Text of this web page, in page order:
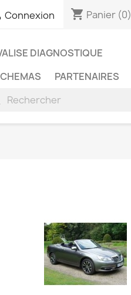
Connexion shopping_cart Panier (0)
DIAGNOSTIQUE
PARTENAIRES